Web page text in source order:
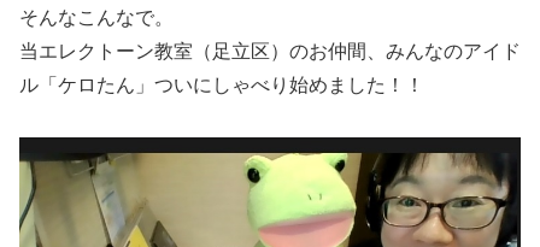
そんなこんなで。
当エレクトーン教室（足立区）のお仲間、みんなのアイド
ル「ケロたん」ついにしゃべり始めました！！